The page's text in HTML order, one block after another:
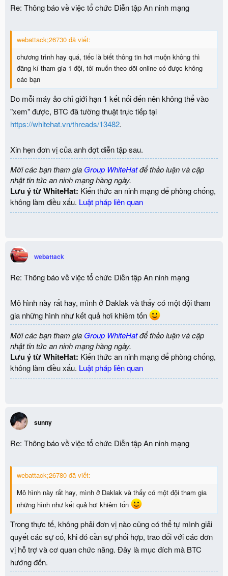
Re: Thông báo về việc tổ chức Diễn tập An ninh mạng
webattack;26730 đã viết:
chương trình hay quá, tiếc là biết thông tin hơi muộn không thì
đăng kí tham gia 1 đội, tôi muốn theo dõi online có được không
các bạn
Do mỗi máy ảo chỉ giới hạn 1 kết nối đến nên không thể vào
"xem" được, BTC đã tường thuật trực tiếp tại
https://whitehat.vn/threads/13482.
Xin hẹn đơn vị của anh đợt diễn tập sau.
Mời các bạn tham gia Group WhiteHatđể thảo luận và cập
nhật tin tức an ninh mạng hàng ngày.
Lưu ý từ WhiteHat: Kiến thức an ninh mạng để phòng chống,
không làm điều xấu. Luật pháp liên quan
webattack
Re: Thông báo về việc tổ chức Diễn tập An ninh mạng
Mô hình này rất hay, mình ở Daklak và thấy có một đội tham
gia những hình như kết quả hơi khiêm tốn
Mời các bạn tham gia Group WhiteHatđể thảo luận và cập
nhật tin tức an ninh mạng hàng ngày.
Lưu ý từ WhiteHat: Kiến thức an ninh mạng để phòng chống,
không làm điều xấu. Luật pháp liên quan
sunny
Re: Thông báo về việc tổ chức Diễn tập An ninh mạng
webattack;26780 đã viết:
Mô hình này rất hay, mình ở Daklak và thấy có một đội tham gia
những hình như kết quả hơi khiêm tốn
Trong thực tế, không phải đơn vị nào cũng có thể tự mình giải
quyết các sự cố, khi đó cần sự phối hợp, trao đổi với các đơn
vị hỗ trợ và cơ quan chức năng. Đây là mục đích mà BTC
hướng đến.